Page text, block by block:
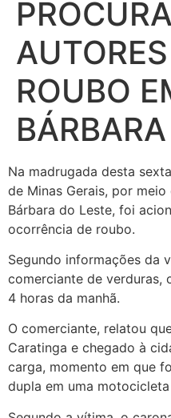
ROUBO
Na madrugada desta
de Minas Gerais, por
Bárbara do Leste, foi
ocorrência de roubo.
Segundo informações da
comerciante de
4 horas da manhã.
O comerciante, relatou
Caratinga e chegado à
carga, momento em que
dupla em uma